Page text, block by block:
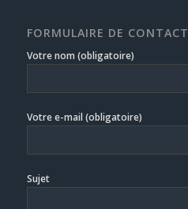
FORMULAIRE DE CONTACT
Votre nom (obligatoire)
Votre e-mail (obligatoire)
Sujet